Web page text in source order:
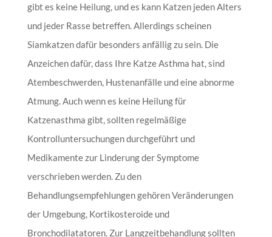
gibt es keine Heilung, und es kann Katzen jeden Alters
und jeder Rasse betreffen. Allerdings scheinen
Siamkatzen dafür besonders anfällig zu sein. Die
Anzeichen dafür, dass Ihre Katze Asthma hat, sind
Atembeschwerden, Hustenanfälle und eine abnorme
Atmung. Auch wenn es keine Heilung für
Katzenasthma gibt, sollten regelmäßige
Kontrolluntersuchungen durchgeführt und
Medikamente zur Linderung der Symptome
verschrieben werden. Zu den
Behandlungsempfehlungen gehören Veränderungen
der Umgebung, Kortikosteroide und
Bronchodilatatoren. Zur Langzeitbehandlung sollten